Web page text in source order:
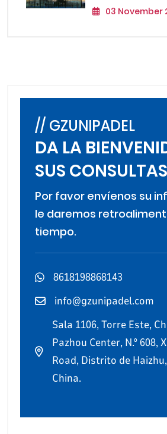
03 November
// GZUNIPADEL
DA LA
SUS
Por favor envíenos su
le daremos
tiempo.
8618198868143
info@gzunipadel.com
Sala 1106, Torre Este,
Pazhou Center, N.º 608,
Road, Distrito de
China.